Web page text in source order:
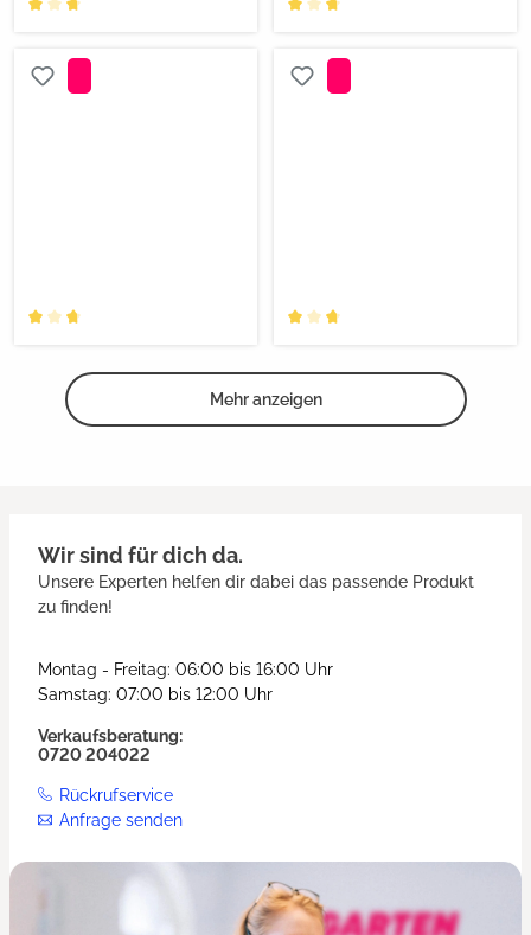
Mehr anzeigen
Wir sind für dich da.
Unsere Experten helfen dir dabei das passende Produkt
zu finden!
Montag - Freitag: 06:00 bis 16:00 Uhr
Samstag: 07:00 bis 12:00 Uhr
Verkaufsberatung:
0720 204022
Rückrufservice
Anfrage senden